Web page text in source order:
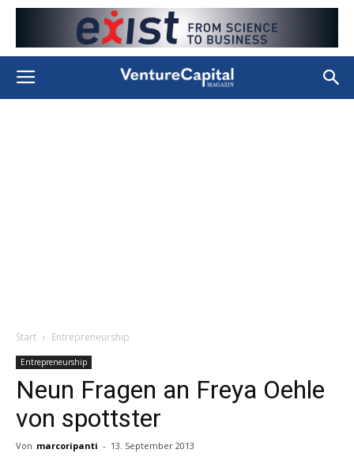
Start Entrepreneurship
Entrepreneurship
Neun Fragen an Freya Oehle
von spottster
Von marcoripanti - 13. September 2013